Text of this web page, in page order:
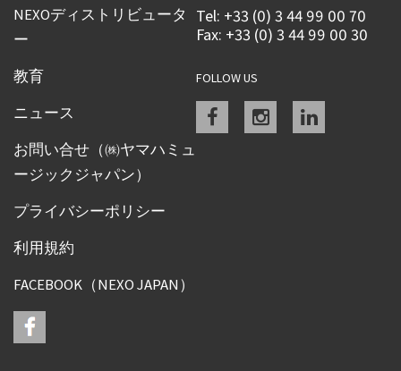
NEXOディストリビュータ
ー
教育
ニュース
お問い合せ（㈱ヤマハミュ
ージックジャパン）
プライバシーポリシー
利用規約
FACEBOOK（NEXO JAPAN）
Tel: +33 (0) 3 44 99 00 70
Fax: +33 (0) 3 44 99 00 30
FOLLOW US
Facebookinstagramlinkedin